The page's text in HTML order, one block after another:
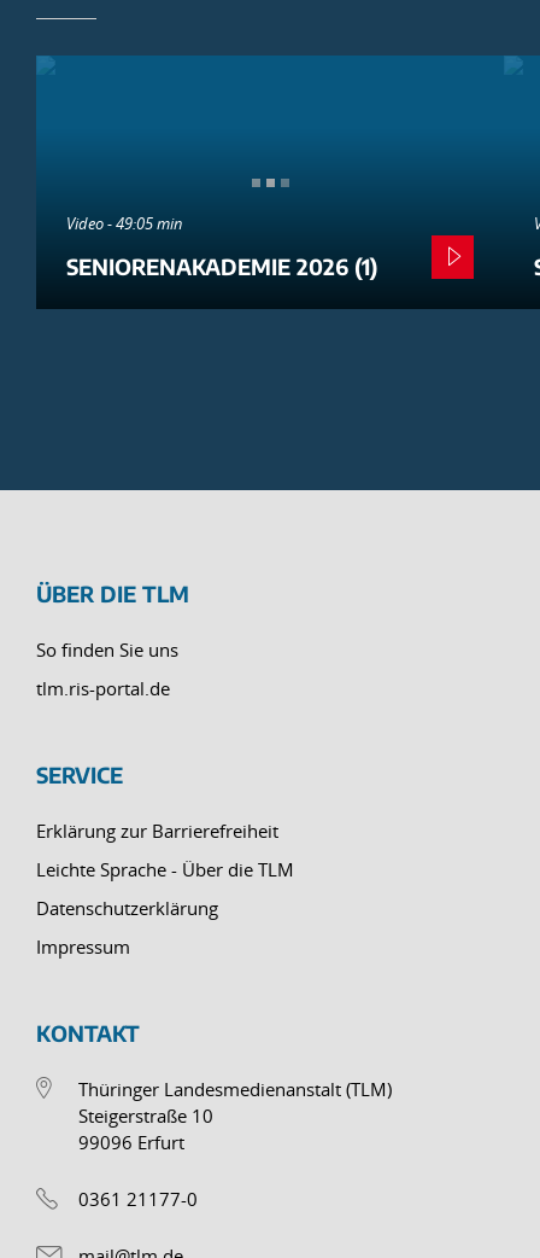
Video - 49:05 min
SENIORENAKADEMIE 2026 (1)
ÜBER DIE TLM
So finden Sie uns
tlm.ris-portal.de
SERVICE
Erklärung zur Barrierefreiheit
Leichte Sprache - Über die TLM
Datenschutzerklärung
Impressum
KONTAKT
Thüringer Landesmedienanstalt (TLM)
Steigerstraße 10
99096 Erfurt
0361 21177-0